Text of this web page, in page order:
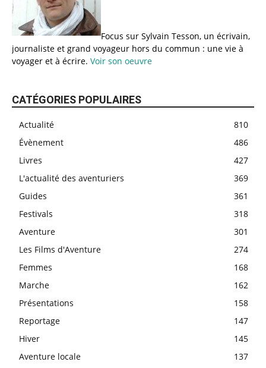
Focus sur Sylvain Tesson, un écrivain,
journaliste et grand voyageur hors du commun : une vie à
voyager et à écrire. Voir son oeuvre
CATÉGORIES POPULAIRES
Actualité
810
Évènement
486
Livres
427
L'actualité des aventuriers
369
Guides
361
Festivals
318
Aventure
301
Les Films d'Aventure
274
Femmes
168
Marche
162
Présentations
158
Reportage
147
Hiver
145
Aventure locale
137